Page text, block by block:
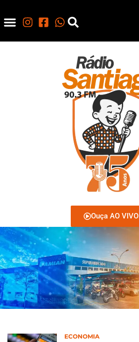
Ouça AO VIVO
ECONOMIA